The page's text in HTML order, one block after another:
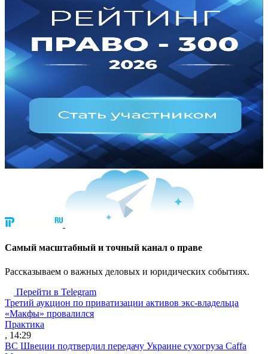
Cамый масштабный и точный канал о праве
Рассказываем о важных деловых и юридических событиях.
Перейти в Telegram
Третий аукцион по приватизации активов экс-владельца
«Макфы» провалился
Практика
, 14:29
ВС Швеции подтвердил передачу Украине сухогруза Caffa